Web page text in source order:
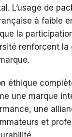
L’usage de
à faible
la
renforcent la
éthique
une marque
une
et